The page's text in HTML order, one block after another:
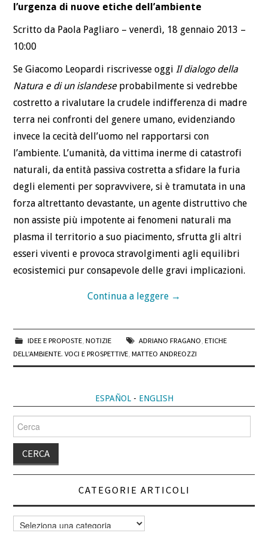
l’urgenza di nuove etiche dell’ambiente
Scritto da Paola Pagliaro – venerdì, 18 gennaio 2013 –
10:00
Se Giacomo Leopardi riscrivesse oggiIl dialogo della
Natura e di un islandeseprobabilmente si vedrebbe
costretto a rivalutare la crudele indifferenza di madre
terra nei confronti del genere umano, evidenziando
invece la cecità dell’uomo nel rapportarsi con
l’ambiente. L’umanità, da vittima inerme di catastrofi
naturali, da entità passiva costretta a sfidare la furia
degli elementi per sopravvivere, si è tramutata in una
forza altrettanto devastante, un agente distruttivo che
non assiste più impotente ai fenomeni naturali ma
plasma il territorio a suo piacimento, sfrutta gli altri
esseri viventi e provoca stravolgimenti agli equilibri
ecosistemici pur consapevole delle gravi implicazioni.
Continua a leggere →
IDEE E PROPOSTE, NOTIZIE ADRIANO FRAGANO, ETICHE
DELL’AMBIENTE. VOCI E PROSPETTIVE,MATTEO ANDREOZZI
ESPAÑOL- ENGLISH
Cerca
per:
CATEGORIE ARTICOLI
Categorie
articoli